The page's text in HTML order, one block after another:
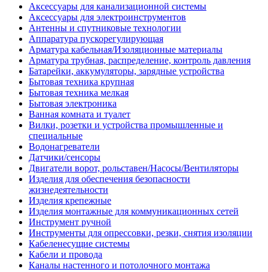
Аксессуары для канализационной системы
Аксессуары для электроинструментов
Антенны и спутниковые технологии
Аппаратура пускорегулирующая
Арматура кабельная/Изоляционные материалы
Арматура трубная, распределение, контроль давления
Батарейки, аккумуляторы, зарядные устройства
Бытовая техника крупная
Бытовая техника мелкая
Бытовая электроника
Ванная комната и туалет
Вилки, розетки и устройства промышленные и
специальные
Водонагреватели
Датчики/сенсоры
Двигатели ворот, рольставен/Насосы/Вентиляторы
Изделия для обеспечения безопасности
жизнедеятельности
Изделия крепежные
Изделия монтажные для коммуникационных сетей
Инструмент ручной
Инструменты для опрессовки, резки, снятия изоляции
Кабеленесущие системы
Кабели и провода
Каналы настенного и потолочного монтажа